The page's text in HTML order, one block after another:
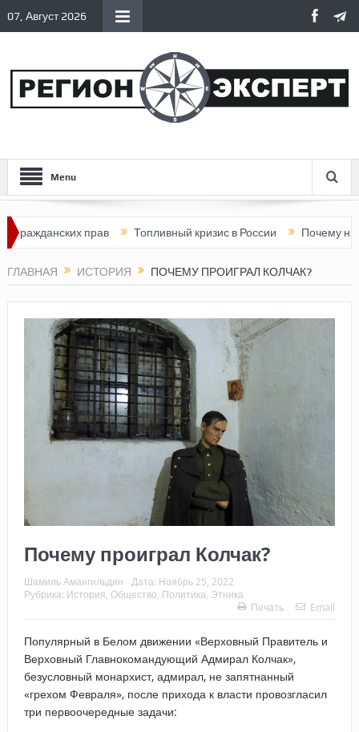
07, Август 2026
Menu
прав Топливный кризис в России Почему нынешняя
ГЛАВНАЯ ИСТОРИЯ ПОЧЕМУ ПРОИГРАЛ КОЛЧАК?
Почему проиграл Колчак?
Шамиль Амангильдин Дата: Ноябрь 25, 2022
Рубрика: История Общество Политика Этника
Печать
Email
Популярный в Белом движении «Верховный Правитель и
Верховный Главнокомандующий Адмирал Колчак»,
безусловный монархист, адмирал, не запятнанный
«грехом Февраля», после прихода к власти провозгласил
три первоочередные задачи: